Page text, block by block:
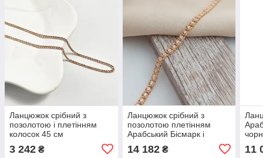
Ланцюжок срібний з
позолотою і плетінням
колосок 45 см
3 242 ₴
Ланцюжок срібний з
позолотою плетінням
Арабський Бісмарк і
цирконами супер легкий
12.60
14 182₴
50
11